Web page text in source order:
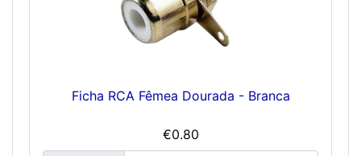
Ficha RCA Fêmea Dourada - Branca
€0.80